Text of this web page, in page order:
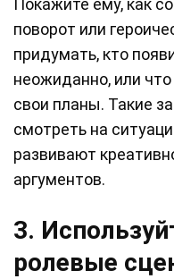
Покажите ему, как
поворот или
придумать, кто
неожиданно, или
свои планы. Такие
смотреть на
развивают
аргументов.
3.
ролевые